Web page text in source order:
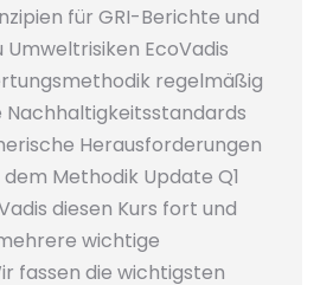
für GRI-Berichte und
Umweltrisiken EcoVadis
regelmäßig
Nachhaltigkeitsstandards
Herausforderungen
Methodik Update Q1
diesen Kurs fort und
wichtige
fassen die wichtigsten